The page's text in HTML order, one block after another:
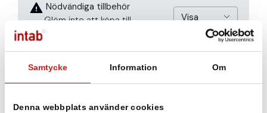
Samtycke Information Om
Denna webbplats använder cookies
Nödvändiga tillbehör
Glöm inte att köpa till
nödvändiga tillbehör för denna
smidig och effektiv användning.
Visa
tillbehör